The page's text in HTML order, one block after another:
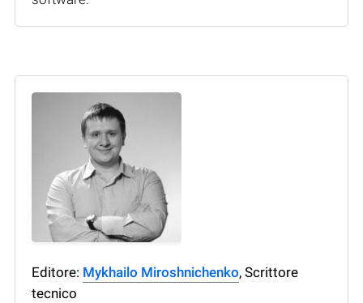
Editore: Mykhailo Miroshnichenko, Scrittore
tecnico